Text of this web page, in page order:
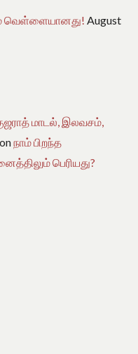
வெள்ளையானது! August
மாடல், இலவசம்,
onநாம் பிறந்த
பெரியது?